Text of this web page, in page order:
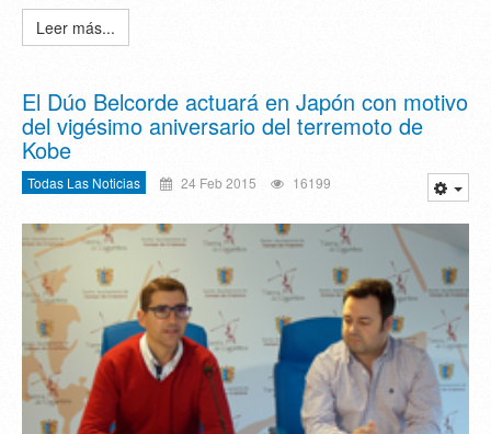
Leer más...
El Dúo Belcorde actuará en Japón con motivo
del vigésimo aniversario del terremoto de
Kobe
Todas Las Noticias 24 Feb 2015 16199